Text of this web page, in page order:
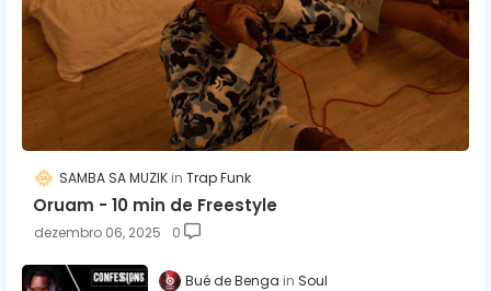
SAMBA SA MUZIK Trap Funk
Oruam - 10 min de Freestyle
dezembro 06, 2025 0
Bué de Benga Soul